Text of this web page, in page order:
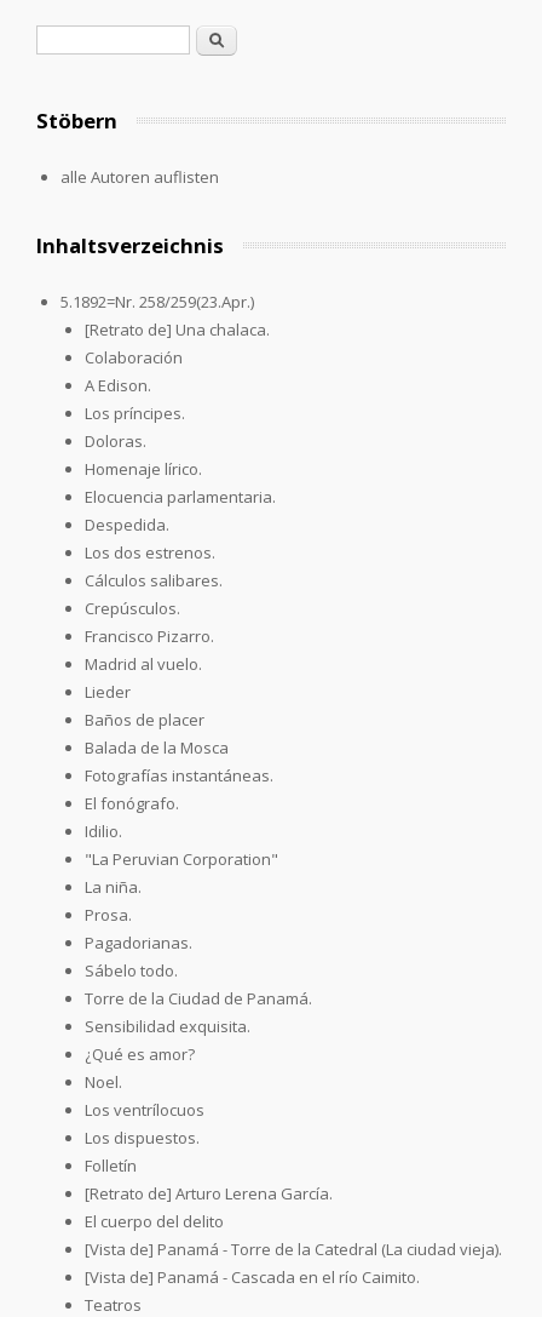
Search
Stöbern
alle Autoren auflisten
Inhaltsverzeichnis
5.1892=Nr. 258/259(23.Apr.)
[Retrato de] Una chalaca.
Colaboración
A Edison.
Los príncipes.
Doloras.
Homenaje lírico.
Elocuencia parlamentaria.
Despedida.
Los dos estrenos.
Cálculos salibares.
Crepúsculos.
Francisco Pizarro.
Madrid al vuelo.
Lieder
Baños de placer
Balada de la Mosca
Fotografías instantáneas.
El fonógrafo.
Idilio.
"La Peruvian Corporation"
La niña.
Prosa.
Pagadorianas.
Sábelo todo.
Torre de la Ciudad de Panamá.
Sensibilidad exquisita.
¿Qué es amor?
Noel.
Los ventrílocuos
Los dispuestos.
Folletín
[Retrato de] Arturo Lerena García.
El cuerpo del delito
[Vista de] Panamá - Torre de la Catedral (La ciudad vieja).
[Vista de] Panamá - Cascada en el río Caimito.
Teatros